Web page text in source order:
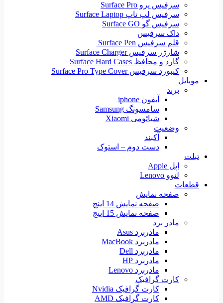
سرفیس پرو Surface Pro
سرفیس لپ تاپ Surface Laptop
سرفیس گو Surface GO
داک سرفیس
قلم سرفیس Surface Pen
شارژر سرفیس Surface Charger
گارد و محافظ Surface Hard Cases
کیبورد سرفیس Surface Pro Type Cover
موبایل
برند
آیفون iphone
سامسونگ Samsung
شیائومی Xiaomi
وضعیت
آکبند
دست دوم – استوک
تبلت
اپل Apple
لنوو Lenovo
قطعات
صفحه نمایش
صفحه نمایش 14 اینچ
صفحه نمایش 15 اینج
مادر برد
مادربرد Asus
مادربرد MacBook
مادربرد Dell
مادربرد HP
مادربرد Lenovo
کارت گرافیک
کارت گرافیک Nvidia
کارت گرافیک AMD